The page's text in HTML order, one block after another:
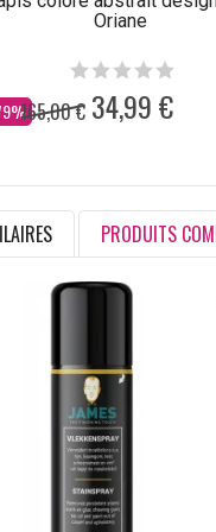
Oriane
165,00 € 34,99 €
PRODUITS